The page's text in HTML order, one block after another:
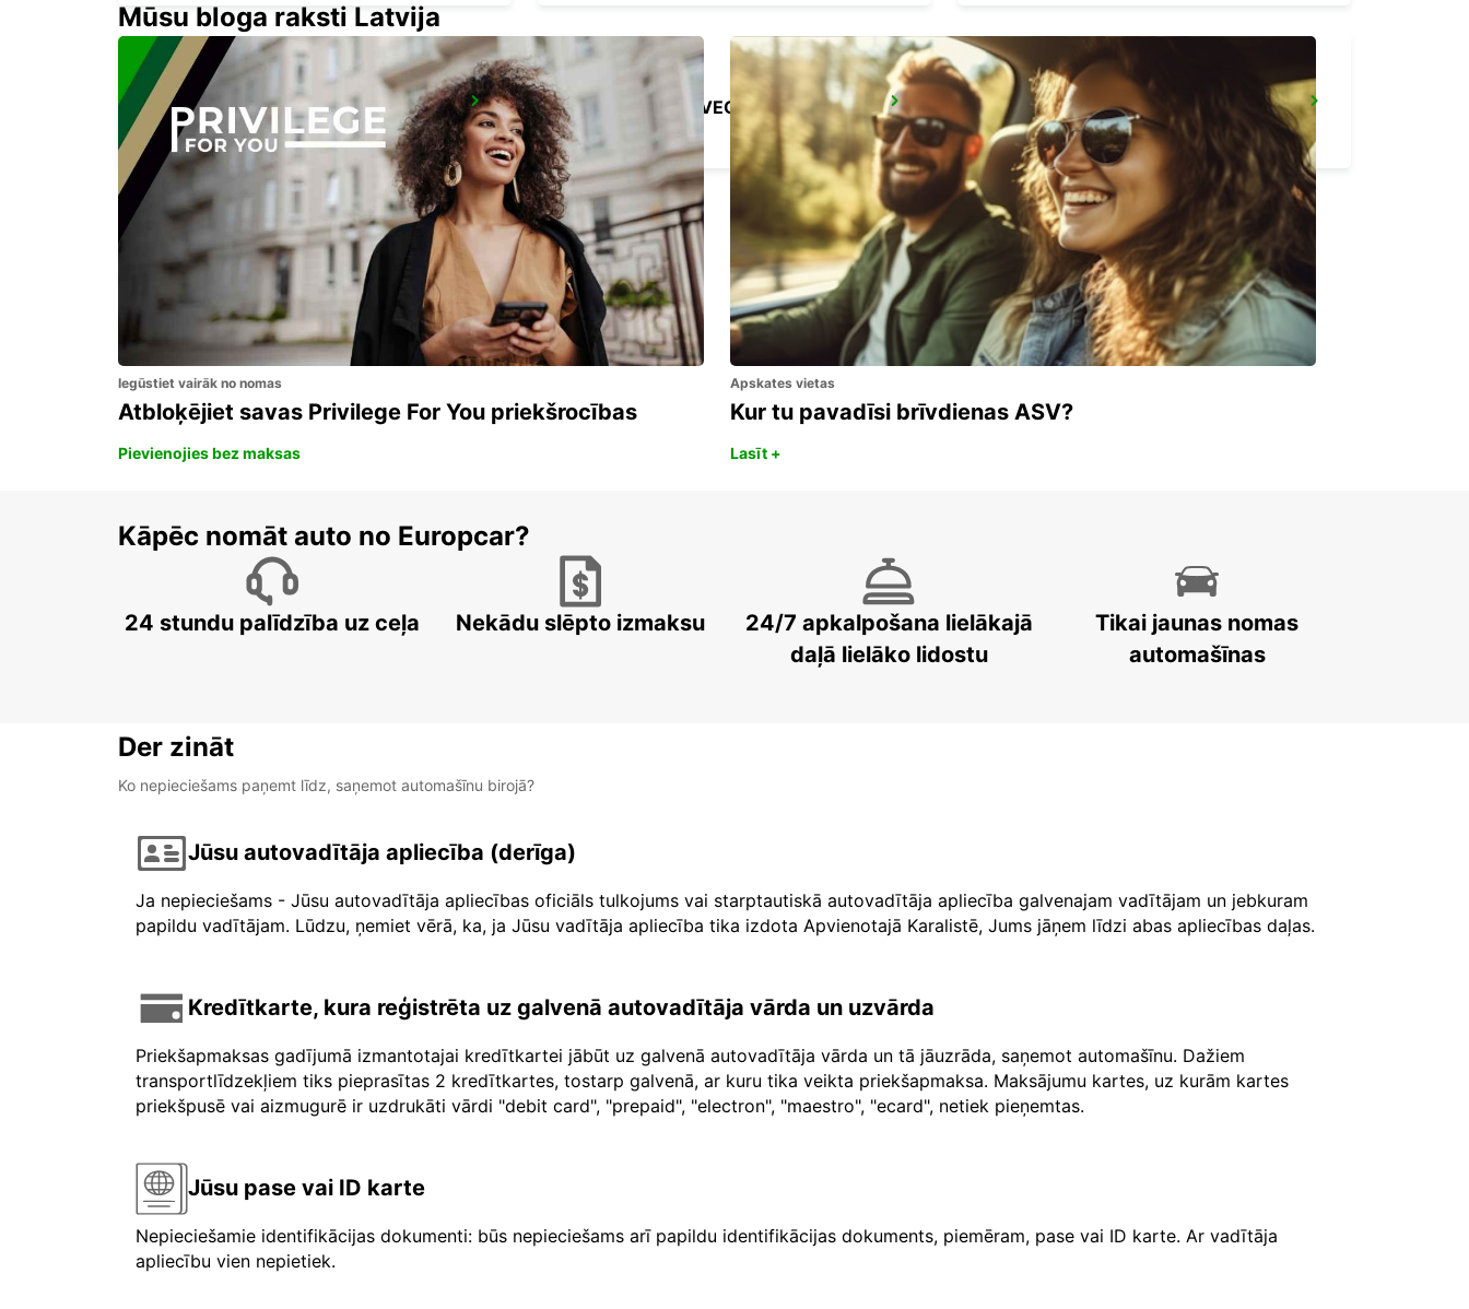
PORTO VECCHIO PILSETA
PORTO VECCHIO - FRANCE
FIGARI (PORTO VECCHIO) LIDOSTA
FIGARI - FRANCE
BONIFACIO
BONIFACIO - FRANCE
Mūsu bloga raksti Latvija
Iegūstiet vairāk no nomas
Atbloķējiet savas Privilege For You priekšrocības
Pievienojies bez maksas
Apskates vietas
Kur tu pavadīsi brīvdienas ASV?
Lasīt +
Kāpēc nomāt auto no Europcar?
24 stundu palīdzība uz ceļa Nekādu slēpto izmaksu
24/7 apkalpošana lielākajā
daļā lielāko lidostu
Tikai jaunas nomas
automašīnas
Der zināt
Ko nepieciešams paņemt līdz, saņemot automašīnu birojā?
Jūsu autovadītāja apliecība (derīga)
Ja nepieciešams - Jūsu autovadītāja apliecības oficiāls tulkojums vai starptautiskā autovadītāja apliecība galvenajam vadītājam un jebkuram
papildu vadītājam. Lūdzu, ņemiet vērā, ka, ja Jūsu vadītāja apliecība tika izdota Apvienotajā Karalistē, Jums jāņem līdzi abas apliecības daļas.
Kredītkarte, kura reģistrēta uz galvenā autovadītāja vārda un uzvārda
Priekšapmaksas gadījumā izmantotajai kredītkartei jābūt uz galvenā autovadītāja vārda un tā jāuzrāda, saņemot automašīnu. Dažiem
transportlīdzekļiem tiks pieprasītas 2 kredītkartes, tostarp galvenā, ar kuru tika veikta priekšapmaksa. Maksājumu kartes, uz kurām kartes
priekšpusē vai aizmugurē ir uzdrukāti vārdi "debit card", "prepaid", "electron", "maestro", "ecard", netiek pieņemtas.
Jūsu pase vai ID karte
Nepieciešamie identifikācijas dokumenti: būs nepieciešams arī papildu identifikācijas dokuments, piemēram, pase vai ID karte. Ar vadītāja
apliecību vien nepietiek.